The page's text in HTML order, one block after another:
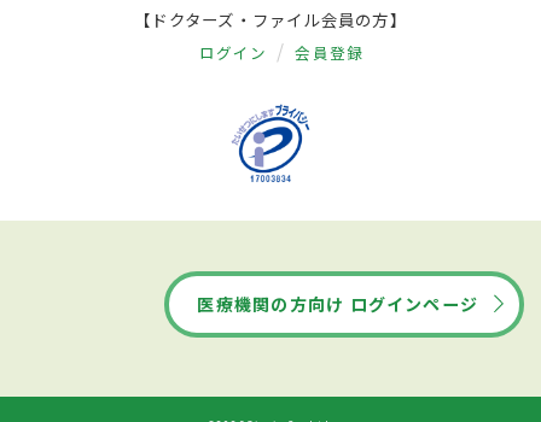
【ドクターズ・ファイル会員の方】
ログイン 会員登録
医療機関の方向け ログインページ